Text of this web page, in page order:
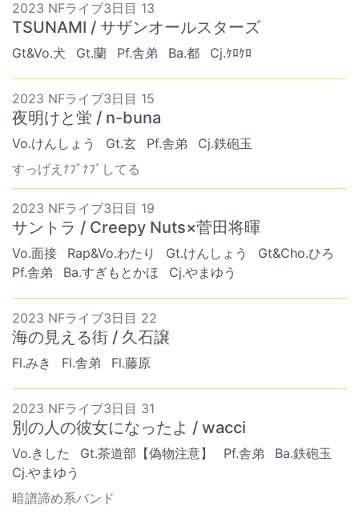
2023 NFライブ3日目 13
TSUNAMI / サザンオールスターズ
Gt&Vo.犬 Gt.蘭 Pf.舎弟 Ba.都 Cj.ｹﾛｹﾛ
2023 NFライブ3日目 15
夜明けと蛍 / n-buna
Vo.けんしょう Gt.玄 Pf.舎弟
Cj.鉄砲玉
すっげえﾅﾌﾞﾅﾌﾞしてる
2023 NFライブ3日目 19
サントラ / Creepy Nuts×菅田将暉
Vo.面接 Rap&Vo.わたり Gt.けんしょう
Gt&Cho.ひろ
Pf.舎弟
Ba.すぎもとかほ Cj.やまゆう
2023 NFライブ3日目 22
海の見える街 / 久石譲
Fl.みき Fl.舎弟 Fl.藤原
2023 NFライブ3日目 31
別の人の彼女になったよ / wacci
Vo.きした Gt.茶道部【偽物注意】 Pf.舎弟
Ba.鉄砲玉
Cj.やまゆう
暗譜諦め系バンド